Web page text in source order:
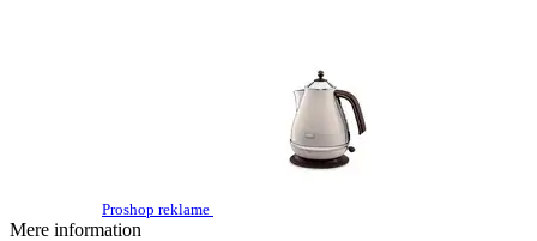
Proshop reklame
Mere information